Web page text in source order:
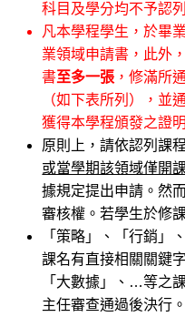
科目及學分均不予認
凡本學程學生，於畢
業領域申請書，此外
書至多一張 ，修滿所
（如下表所列），並
獲得本學程頒發之證
原則上，請依認列課
或當學期該領域僅開
據規定提出申請。然
審核權。若學生於修
「策略」、「行銷」
課名有直接相關關鍵
「大數據」、…等之
主任審查通過後決行。